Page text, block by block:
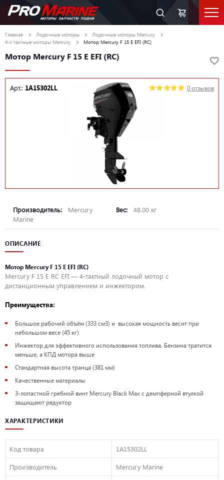
Главная Лодочные моторы
Лодочные моторы Mercury
4-х тактные моторы Mercury
Мотор Mercury F 15 E EFI (RC)
Мотор Mercury F 15 E EFI (RC)
Арт.: 1A15302LL 0 отзывов
Производитель:
Mercury
Marine
Вес: 48.00 кг
ОПИСАНИЕ
Мотор Mercury F 15 E EFI (RC)
Mercury F 15 E RC EFI — 4-тактный лодочный мотор с
дистанционным управлением и инжектором.
Преимущества:
Большое рабочий объём (333 см3) и высокая мощность весит при
небольшом весе (45 кг)
Инжектор для эффективного использования топлива. Бензина тратится
меньше, а КПД мотора выше
Стандартная высота транца (381 мм)
Качественные материалы
3-лопастной гребной винт Mercury Black Max с демпферной втулкой
защищают редуктор
ХАРАКТЕРИСТИКИ
Код товара 1A15302LL
Производитель Mercury Marine